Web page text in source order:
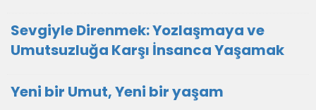
Sevgiyle Direnmek: Yozlaşmaya ve
Umutsuzluğa Karşı İnsanca Yaşamak
Yeni bir Umut, Yeni bir yaşam